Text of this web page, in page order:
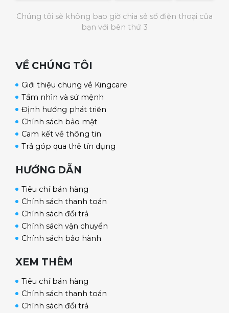
diện từ gót chân đến ngón chân, loại bỏ căng
lâu ít vận động.
Làm nóng nước tự động
Tính năng làm nóng nước tự động vô cùng tiện
lợi, giúp bạn tiết kiệm tối ưu thời gian đun
nước. Mức nhiệt nước có thể điều chỉnh từ 35
chỉ giúp thư giãn mà còn giúp cho xương khớp
huyết lưu thông.
Massage sủi bọt khí và rung
Bồn ngâm chân OKACHI JP-200 (cao cấp) trang
bị đến 20 ống phun sủi bọt khí có công dụng
cùng tính năng massage rung kích thích các cơ
làm giảm đau mỏi hiệu quả.
Chúng tôi sẽ không bao giờ chia sẻ số điện thoại của
bạn với bên thứ 3
VỀ CHÚNG TÔI
Giới thiệu chung về Kingcare
Tầm nhìn và sứ mệnh
Định hướng phát triển
Chính sách bảo mật
Cam kết về thông tin
Trả góp qua thẻ tín dụng
HƯỚNG DẪN
Tiêu chí bán hàng
Chính sách thanh toán
Chính sách đổi trả
Chính sách vận chuyển
Chính sách bảo hành
XEM THÊM
Tiêu chí bán hàng
Chính sách thanh toán
Chính sách đổi trả